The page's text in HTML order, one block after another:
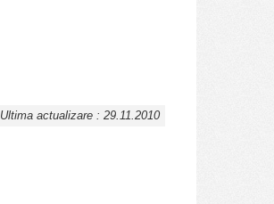
Ultima actualizare : 29.11.2010